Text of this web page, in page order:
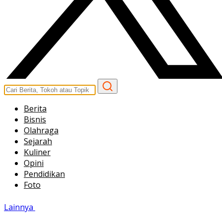
Berita
Bisnis
Olahraga
Sejarah
Kuliner
Opini
Pendidikan
Foto
Lainnya